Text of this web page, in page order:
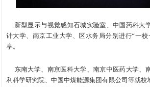
新型显示与视觉感知石城实验室、中国药科大
计大学、南京工业大学、区水务局分别进行“一
享。
东南大学、南京医科大学、南京中医药大学、
利科学研究院、中国中煤能源集团有限公司等就校